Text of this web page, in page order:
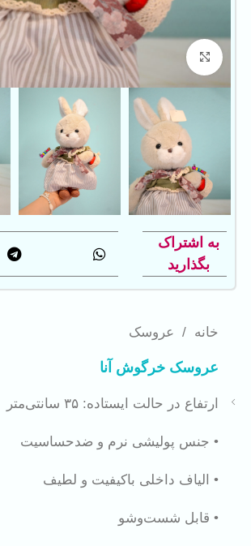
خانه / عروسک
عروسک خرگوش آنا
ارتفاع در حالت ایستاده: ۳۵ سانتی‌متر
• جنس پولیشی نرم و ضدحساسیت
• الیاف داخلی باکیفیت و لطیف
• قابل شست‌وشو
بزرگنمایی تصویر
به اشتراک
بگذارید